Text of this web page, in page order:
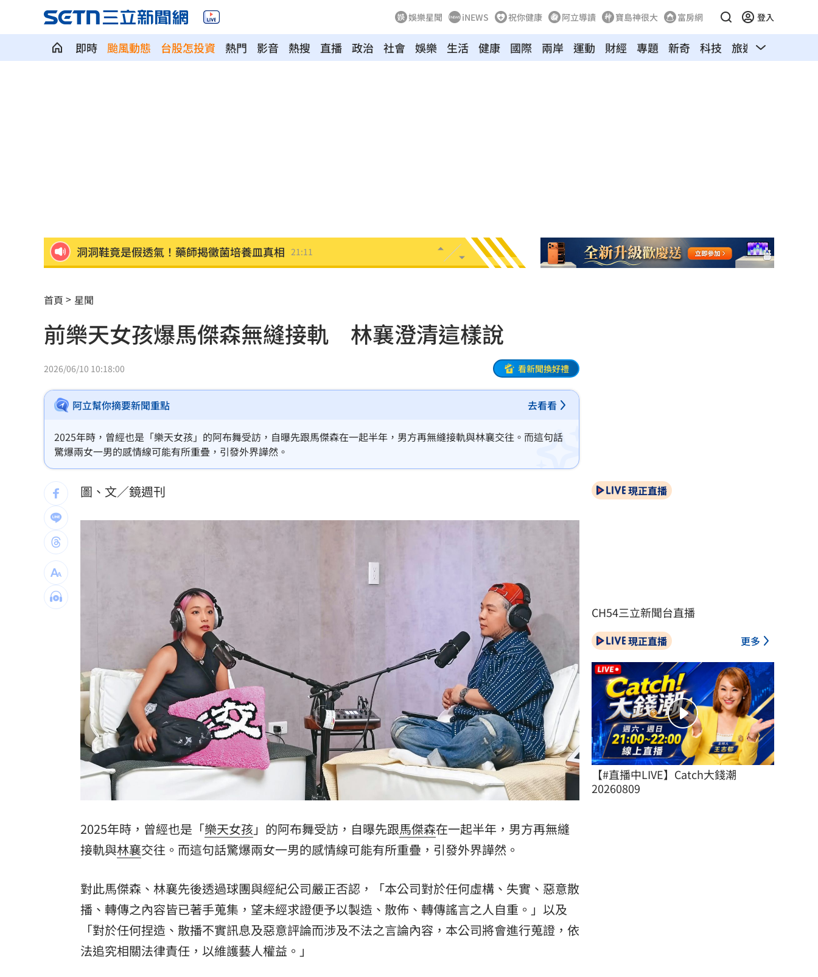
娛樂星聞 iNEWS 祝你健康 阿立導讀 寶島神很大 富房網 登入
即時 颱風動態 台股怎投資 熱門 影音 熱搜 直播 政治 社會 娛樂 生活 健康 國際 兩岸 運動 財經 專題 新奇 科技 旅遊 汽車
洞洞鞋竟是假透氣！藥師揭黴菌培養皿真相 21:11
狂飆後考驗來了！下週1指標恐掀美股暴動
蔣萬安再提疫苗封存30年！周軒引判決開酸 20:57
革命衛隊要美滿足條件 否則不開放荷莫茲 20:56
顧立雄視導第三作戰區 慰勉參演官兵辛勞 20:54
放雙手騎車喊手麻！騎士遭打臉仍判罰 20:48
夢幻跨團合體！SUMMER ANJELS重現BP神曲
我駐日內瓦處長遭爆惡行 外交部啟動調查
首次影像被打臉 伊朗新最高領袖傳病危
SBS歌謠大戰驚見放送事故！3主持人齊卡住
清大校長續任秒出國選校長！高為元道歉了
台灣彩券開獎直播中 20:31
LIVE三立+24小時直播 15:27
三立iNEWS新聞台線上直播 18:00
台彩父親節推新刮刮樂千萬頭獎超「爸」氣 12:00
商場戰國來臨 台中「頂奢大道」逐漸成形 12:00
8國球員齊聚高雄 Formosa 7s掀足球熱潮 10:00
首頁 星聞
前樂天女孩爆馬傑森無縫接軌 林襄澄清這樣說
2026/06/10 10:18:00 看新聞換好禮
阿立幫你摘要新聞重點 去看看
2025年時，曾經也是「樂天女孩」的阿布舞受訪，自曝先跟馬傑森在一起半年，男方再無縫接軌與林襄交往。而這句話
驚爆兩女一男的感情線可能有所重疊，引發外界譁然。
圖、文／鏡週刊
2025年時，曾經也是「樂天女孩」的阿布舞受訪，自曝先跟馬傑森在一起半年，男方再無縫
接軌與林襄交往。而這句話驚爆兩女一男的感情線可能有所重疊，引發外界譁然。
對此馬傑森、林襄先後透過球團與經紀公司嚴正否認，「本公司對於任何虛構、失實、惡意散
播、轉傳之內容皆已著手蒐集，望未經求證便予以製造、散佈、轉傳謠言之人自重。」以及
「對於任何捏造、散播不實訊息及惡意評論而涉及不法之言論內容，本公司將會進行蒐證，依
法追究相關法律責任，以維護藝人權益。」
現正直播
CH54三立新聞台直播
現正直播 更多
【#直播中LIVE】Catch大錢潮
20260809